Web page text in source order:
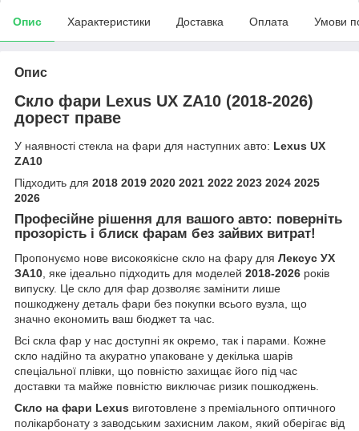
Опис Характеристики Доставка Оплата Умови
Опис
Скло фари Lexus UX ZA10 (2018-2026)
дорест праве
У наявності стекла на фари для наступних авто: Lexus UX
ZA10
Підходить для 2018 2019 2020 2021 2022 2023 2024 2025
2026
Професійне рішення для вашого авто: поверніть
прозорість і блиск фарам без зайвих витрат!
Пропонуємо нове високоякісне скло на фару для Лексус УХ
ЗА10, яке ідеально підходить для моделей 2018-2026 років
випуску. Це скло для фар дозволяє замінити лише
пошкоджену деталь фари без покупки всього вузла, що
значно економить ваш бюджет та час.
Всі скла фар у нас доступні як окремо, так і парами. Кожне
скло надійно та акуратно упаковане у декілька шарів
спеціальної плівки, що повністю захищає його під час
доставки та майже повністю виключає ризик пошкоджень.
Скло на фари Lexus виготовлене з преміального оптичного
полікарбонату з заводським захисним лаком, який оберігає від